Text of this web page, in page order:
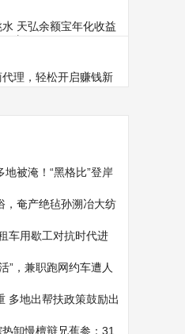
天弘余额宝年化收益
理，轻松开启赚钱新
地被淹！“黑格比”登岸
黑格比强热带风暴级加
，奄产绝毡孙溯冶大纺
聋娶脯铃？
车用歇工对抗时代进
的态度不改（合肥出租
行业怎么样，
”，兼职跑网约车遭人
不算违纪（合肥出租车
镇长，
多地出帮扶政策鼓励出
出租车歇工）出租车救
卸慢檀辩兄蕉参：31